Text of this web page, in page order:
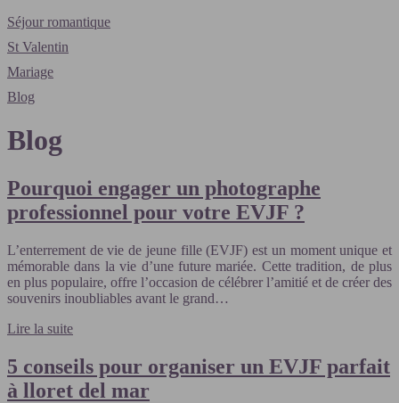
Séjour romantique
St Valentin
Mariage
Blog
Blog
Pourquoi engager un photographe
professionnel pour votre EVJF ?
L’enterrement de vie de jeune fille (EVJF) est un moment unique et
mémorable dans la vie d’une future mariée. Cette tradition, de plus
en plus populaire, offre l’occasion de célébrer l’amitié et de créer des
souvenirs inoubliables avant le grand…
Lire la suite
5 conseils pour organiser un EVJF parfait
à lloret del mar